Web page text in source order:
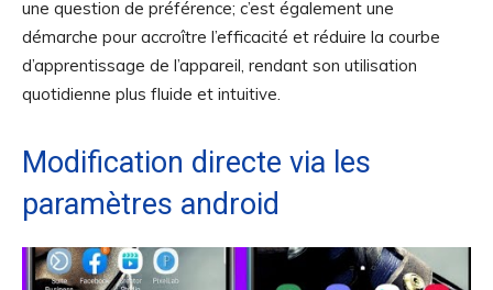
une question de préférence; c’est également une
démarche pour accroître l’efficacité et réduire la courbe
d’apprentissage de l’appareil, rendant son utilisation
quotidienne plus fluide et intuitive.
Modification directe via les
paramètres android